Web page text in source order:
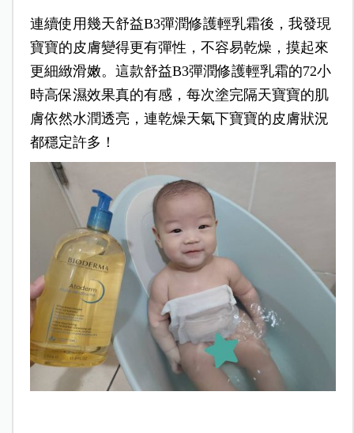
連續使用幾天舒益B3彈潤修護輕乳霜後，我發現
寶寶的皮膚變得更有彈性，不容易乾燥，摸起來
更細緻滑嫩。這款舒益B3彈潤修護輕乳霜的72小
時高保濕效果真的有感，每次塗完隔天寶寶的肌
膚依然水潤透亮，連乾燥天氣下寶寶的皮膚狀況
都穩定許多！